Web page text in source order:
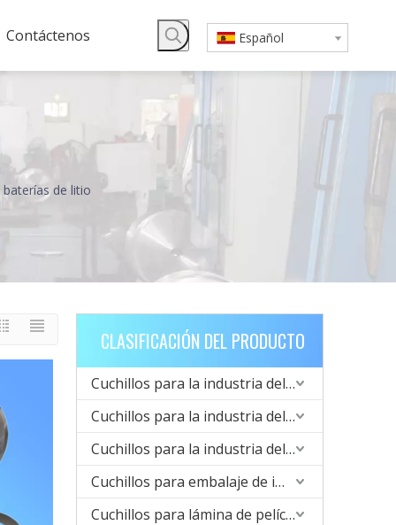
Contáctenos Español
de litio
CLASIFICACIÓN DEL PRODUCTO
Cuchillos para la industria del metal
Cuchillos para la industria del plástico
Cuchillos para la industria del papel
Cuchillos para embalaje de impresión
Cuchillos para lámina de película